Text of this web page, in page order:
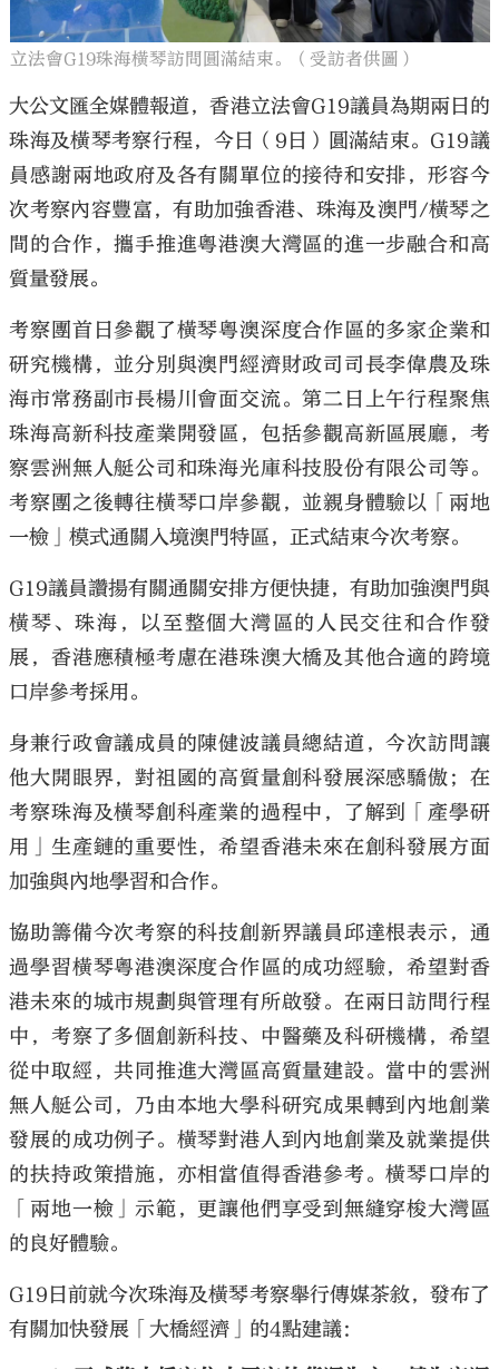
立法會G19珠海橫琴訪問圓滿結束。（受訪者供圖）
大公文匯全媒體報道，香港立法會G19議員為期兩日的
珠海及橫琴考察行程，今日（9日）圓滿結束。G19議
員感謝兩地政府及各有關單位的接待和安排，形容今
次考察內容豐富，有助加強香港、珠海及澳門/橫琴之
間的合作，攜手推進粵港澳大灣區的進一步融合和高
質量發展。
考察團首日參觀了橫琴粵澳深度合作區的多家企業和
研究機構，並分別與澳門經濟財政司司長李偉農及珠
海市常務副市長楊川會面交流。第二日上午行程聚焦
珠海高新科技產業開發區，包括參觀高新區展廳，考
察雲洲無人艇公司和珠海光庫科技股份有限公司等。
考察團之後轉往橫琴口岸參觀，並親身體驗以「兩地
一檢」模式通關入境澳門特區，正式結束今次考察。
G19議員讚揚有關通關安排方便快捷，有助加強澳門與
橫琴、珠海，以至整個大灣區的人民交往和合作發
展，香港應積極考慮在港珠澳大橋及其他合適的跨境
口岸參考採用。
身兼行政會議成員的陳健波議員總結道，今次訪問讓
他大開眼界，對祖國的高質量創科發展深感驕傲；在
考察珠海及橫琴創科產業的過程中，了解到「產學研
用」生產鏈的重要性，希望香港未來在創科發展方面
加強與內地學習和合作。
協助籌備今次考察的科技創新界議員邱達根表示，通
過學習橫琴粵港澳深度合作區的成功經驗，希望對香
港未來的城市規劃與管理有所啟發。在兩日訪問行程
中，考察了多個創新科技、中醫藥及科研機構，希望
從中取經，共同推進大灣區高質量建設。當中的雲洲
無人艇公司，乃由本地大學科研究成果轉到內地創業
發展的成功例子。橫琴對港人到內地創業及就業提供
的扶持政策措施，亦相當值得香港參考。橫琴口岸的
「兩地一檢」示範，更讓他們享受到無縫穿梭大灣區
的良好體驗。
G19日前就今次珠海及橫琴考察舉行傳媒茶敘，發布了
有關加快發展「大橋經濟」的4點建議：